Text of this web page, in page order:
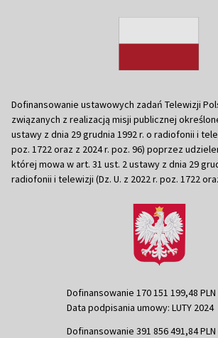
Dofinansowanie ustawowych zadań Telewizji
związanych z realizacją misji publicznej
ustawy z dnia 29 grudnia 1992 r. o radiofonii i
poz. 1722 oraz z 2024 r. poz. 96) poprzez
której mowa w art. 31 ust. 2 ustawy z dnia 29
radiofonii i telewizji (Dz. U. z 2022 r. poz. 1722
Dofinansowanie 170 151 199,48 PLN
Data podpisania umowy: LUTY 2024
Dofinansowanie 391 856 491,84 PLN